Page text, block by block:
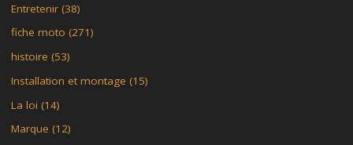
Entretenir(38)
fiche moto (271)
histoire (53)
Installation et montage (15)
La loi (14)
Marque (12)